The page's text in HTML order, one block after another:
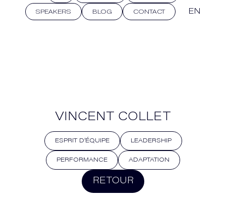
SPEAKERS BLOG CONTACT EN
VINCENT COLLET
ESPRIT D’ÉQUIPE LEADERSHIP
PERFORMANCE ADAPTATION
RETOUR